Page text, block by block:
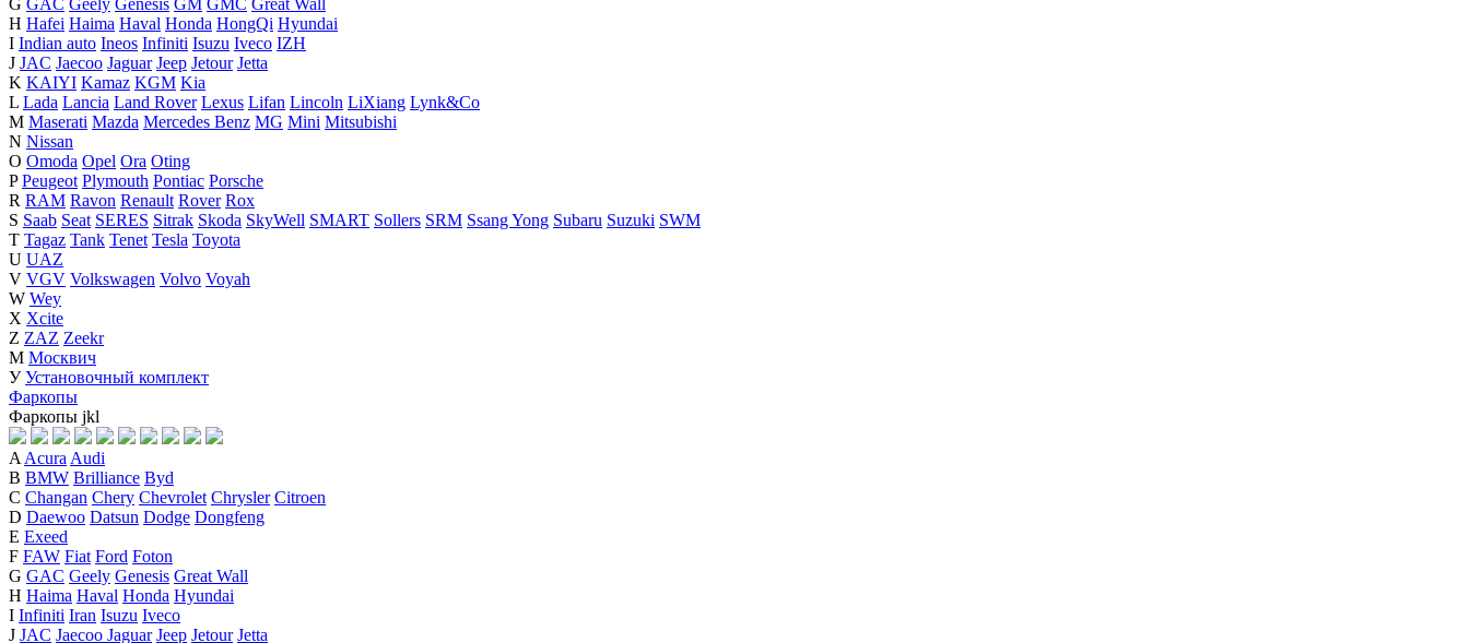
G GAC Geely Genesis GM GMC Great Wall
H Hafei Haima Haval Honda HongQi Hyundai
I Indian auto Ineos Infiniti Isuzu Iveco IZH
J JAC Jaecoo Jaguar Jeep Jetour Jetta
K KAIYI Kamaz KGM Kia
L Lada Lancia Land Rover Lexus Lifan Lincoln LiXiang Lynk&Co
M Maserati Mazda Mercedes Benz MG Mini Mitsubishi
N Nissan
O Omoda Opel Ora Oting
P Peugeot Plymouth Pontiac Porsche
R RAM Ravon Renault Rover Rox
S Saab Seat SERES Sitrak Skoda SkyWell SMART Sollers SRM Ssang Yong Subaru Suzuki SWM
T Tagaz Tank Tenet Tesla Toyota
U UAZ
V VGV Volkswagen Volvo Voyah
W Wey
X Xcite
Z ZAZ Zeekr
М Москвич
У Установочный комплект
Фаркопы
Фаркопы jkl
AAcuraAudi
B BMW Brilliance Byd
C Changan Chery Chevrolet Chrysler Citroen
D Daewoo Datsun Dodge Dongfeng
E Exeed
F FAW Fiat Ford Foton
G GAC Geely Genesis Great Wall
H Haima Haval Honda Hyundai
I Infiniti Iran Isuzu Iveco
J JAC Jaecoo Jaguar Jeep Jetour Jetta